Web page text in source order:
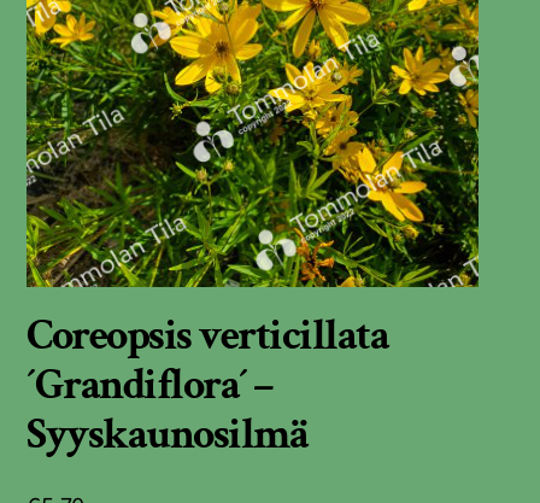
Coreopsis verticillata
´Grandiflora´ –
Syyskaunosilmä